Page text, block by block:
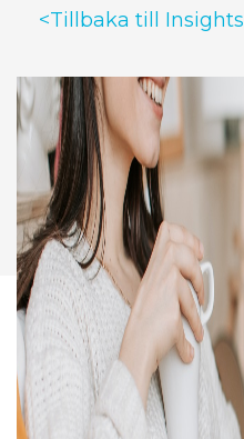
<Tillbaka till Insights